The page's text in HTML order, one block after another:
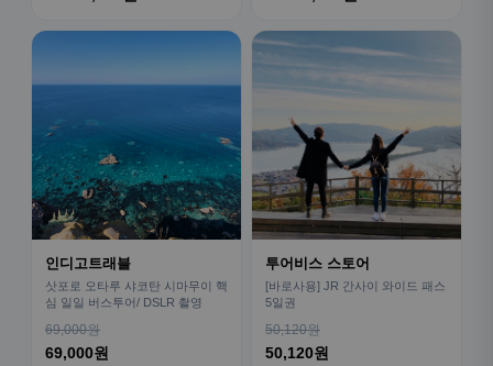
인디고트래블
삿포로 오타루 샤코탄 시마무이 핵
심 일일 버스투어/ DSLR 촬영
69,000원
69,000원
투어비스 스토어
[바로사용] JR 간사이 와이드 패스
5일권
50,120원
50,120원